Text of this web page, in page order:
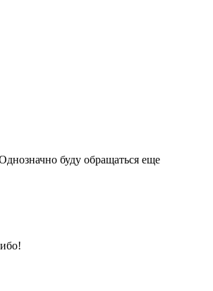
буду обращаться еще